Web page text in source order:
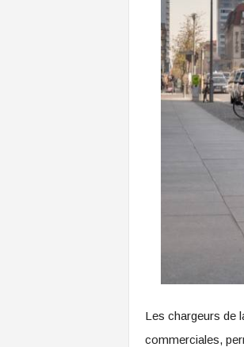
Les chargeurs de
commerciales,